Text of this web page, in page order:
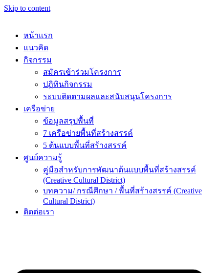
Skip to content
หน้าแรก
แนวคิด
กิจกรรม
สมัครเข้าร่วมโครงการ
ปฏิทินกิจกรรม
ระบบติดตามผลและสนับสนุนโครงการ
เครือข่าย
ข้อมูลสรุปพื้นที่
7 เครือข่ายพื้นที่สร้างสรรค์
5 ต้นแบบพื้นที่สร้างสรรค์
ศูนย์ความรู้
คู่มือสำหรับการพัฒนาต้นเเบบพื้นที่สร้างสรรค์
(Creative Cultural District)
บทความ/ กรณีศึกษา / พื้นที่สร้างสรรค์ (Creative
Cultural District)
ติดต่อเรา